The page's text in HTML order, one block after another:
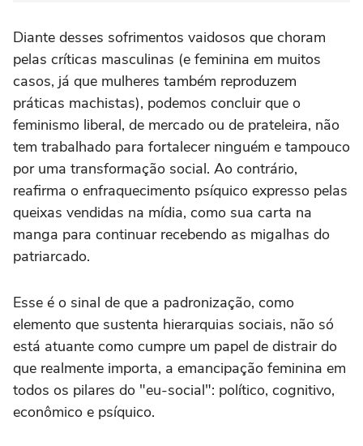
Diante desses sofrimentos vaidosos que choram
pelas críticas masculinas (e feminina em muitos
casos, já que mulheres também reproduzem
práticas machistas), podemos concluir que o
feminismo liberal, de mercado ou de prateleira, não
tem trabalhado para fortalecer ninguém e tampouco
por uma transformação social. Ao contrário,
reafirma o enfraquecimento psíquico expresso pelas
queixas vendidas na mídia, como sua carta na
manga para continuar recebendo as migalhas do
patriarcado.
Esse é o sinal de que a padronização, como
elemento que sustenta hierarquias sociais, não só
está atuante como cumpre um papel de distrair do
que realmente importa, a emancipação feminina em
todos os pilares do "eu-social": político, cognitivo,
econômico e psíquico.